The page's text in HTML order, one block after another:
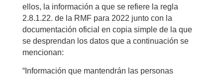
ellos, la información a que se refiere la regla
2.8.1.22. de la RMF para 2022 junto con la
documentación oficial en copia simple de la que
se desprendan los datos que a continuación se
mencionan:
“Información que mantendrán las personas